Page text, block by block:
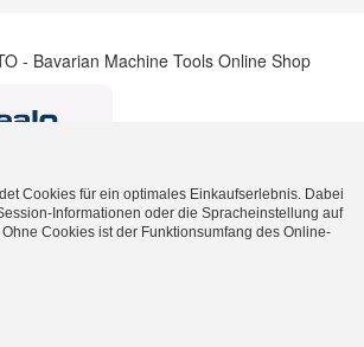
- Bavarian Machine Tools Online Shop
Cookies für ein optimales Einkaufserlebnis. Dabei
Informationen oder die Spracheinstellung auf
Cookies ist der Funktionsumfang des Online-